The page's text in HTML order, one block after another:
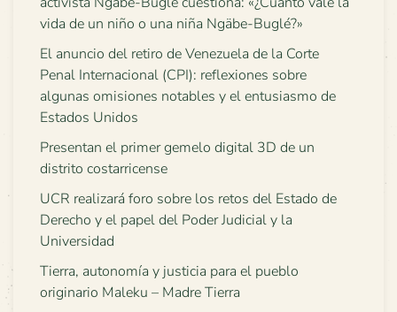
vida de un niño o una niña Ngäbe-Buglé?»
El anuncio del retiro de Venezuela de la Corte
Penal Internacional (CPI): reflexiones sobre
algunas omisiones notables y el entusiasmo de
Estados Unidos
Presentan el primer gemelo digital 3D de un
distrito costarricense
UCR realizará foro sobre los retos del Estado de
Derecho y el papel del Poder Judicial y la
Universidad
Tierra, autonomía y justicia para el pueblo
originario Maleku – Madre Tierra